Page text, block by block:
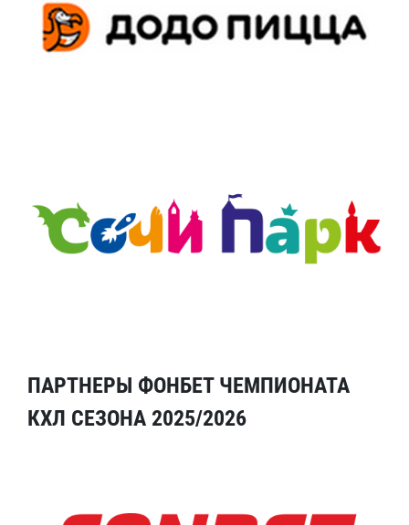
ПАРТНЕРЫ ФОНБЕТ ЧЕМПИОНАТА
КХЛ СЕЗОНА 2025/2026